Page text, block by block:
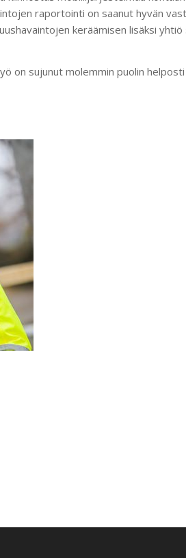
raportointi on saanut hyvän
keräämisen lisäksi
on sujunut molemmin puolin